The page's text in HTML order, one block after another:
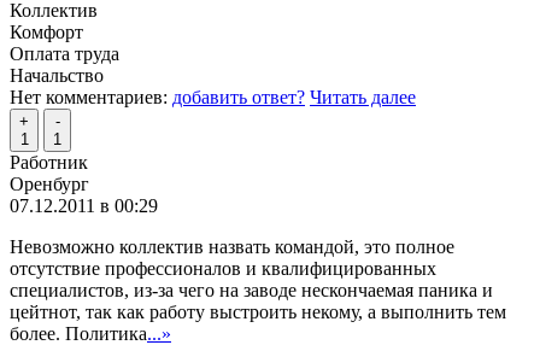
Коллектив
Комфорт
Оплата труда
Начальство
Нет комментариев: добавить ответ? Читать далее
+
1
-
1
Работник
Оренбург
07.12.2011 в 00:29
Невозможно коллектив назвать командой, это полное
отсутствие профессионалов и квалифицированных
специалистов, из-за чего на заводе нескончаемая паника и
цейтнот, так как работу выстроить некому, а выполнить тем
более. Политика...»